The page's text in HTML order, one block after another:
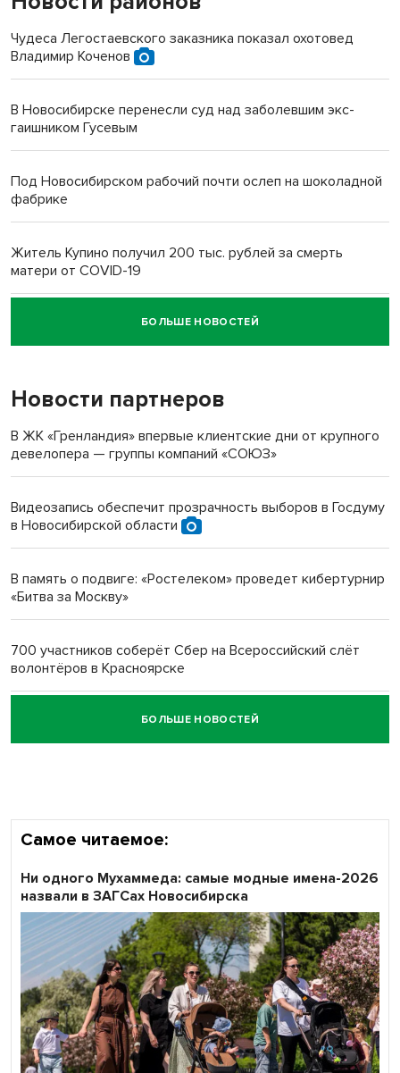
Чудеса Легостаевского заказника показал охотовед
Владимир Коченов
В Новосибирске перенесли суд над заболевшим экс-
гаишником Гусевым
Под Новосибирском рабочий почти ослеп на шоколадной
фабрике
Житель Купино получил 200 тыс. рублей за смерть
матери от COVID-19
Новосибирский суд наказал водителя за смерть
пенсионерки на вокзале
«Мы живём на пастбище!»: в новосибирском селе лошади
терроризируют жителей
Новосибирский преподаватель с женой вошли в топ-16
БОЛЬШЕ НОВОСТЕЙ
Новости партнеров
В ЖК «Гренландия» впервые клиентские дни от крупного
девелопера — группы компаний «СОЮЗ»
Видеозапись обеспечит прозрачность выборов в Госдуму
в Новосибирской области
В память о подвиге: «Ростелеком» проведет кибертурнир
«Битва за Москву»
700 участников соберёт Сбер на Всероссийский слёт
волонтёров в Красноярске
Честный выбор: видеонаблюдение обеспечит
объективность результатов ЕДГ в Новосибирской
БОЛЬШЕ НОВОСТЕЙ
Самое читаемое:
Ни одного Мухаммеда: самые модные имена-2026
назвали в ЗАГСах Новосибирска